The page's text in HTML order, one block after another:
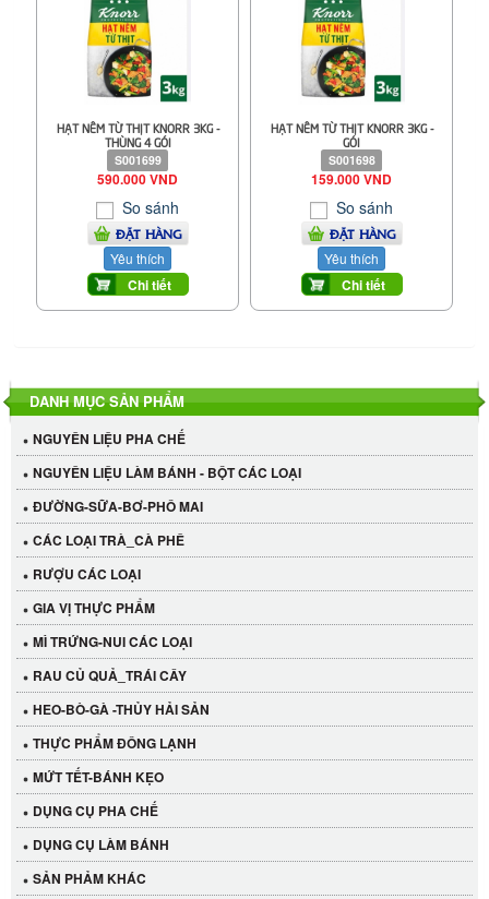
HẠT NÊM TỪ THỊT KNORR 3KG -
THÙNG 4 GÓI
S001699
590.000 VND
So sánh
ĐẶT HÀNG
Yêu thích
Chi tiết
HẠT NÊM TỪ THỊT KNORR 3KG -
GÓI
S001698
159.000 VND
So sánh
ĐẶT HÀNG
Yêu thích
Chi tiết
DANH MỤC SẢN PHẨM
NGUYÊN LIỆU PHA CHẾ
NGUYÊN LIỆU LÀM BÁNH - BỘT CÁC LOẠI
ĐƯỜNG-SỮA-BƠ-PHÔ MAI
CÁC LOẠI TRÀ_CÀ PHÊ
RƯỢU CÁC LOẠI
GIA VỊ THỰC PHẨM
MÌ TRỨNG-NUI CÁC LOẠI
RAU CỦ QUẢ_TRÁI CÂY
HEO-BÒ-GÀ -THỦY HẢI SẢN
THỰC PHẨM ĐÔNG LẠNH
MỨT TẾT-BÁNH KẸO
DỤNG CỤ PHA CHẾ
DỤNG CỤ LÀM BÁNH
SẢN PHẢM KHÁC
Cần Tây Đà Lạt
40.000 VND